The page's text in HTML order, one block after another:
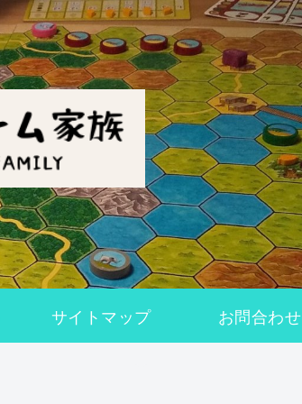
サイトマップ お問合わせ